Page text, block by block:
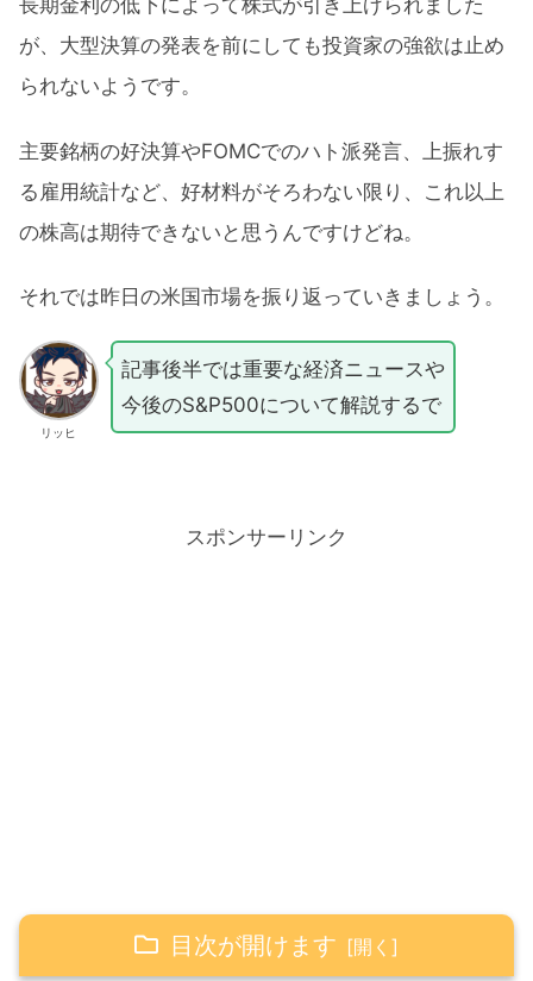
長期金利の低下によって株式が引き上げられました
が、大型決算の発表を前にしても投資家の強欲は止め
られないようです。
主要銘柄の好決算やFOMCでのハト派発言、上振れす
る雇用統計など、好材料がそろわない限り、これ以上
の株高は期待できないと思うんですけどね。
それでは昨日の米国市場を振り返っていきましょう。
リッヒ
記事後半では重要な経済ニュースや
今後のS&P500について解説するで
スポンサーリンク
目次が開けます